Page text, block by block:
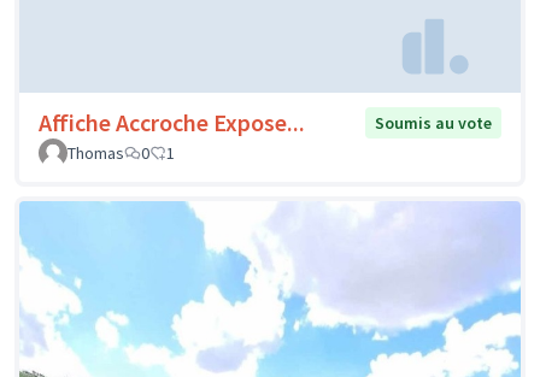
Affiche Accroche Expose...
Soumis au vote
Thomas
0 1